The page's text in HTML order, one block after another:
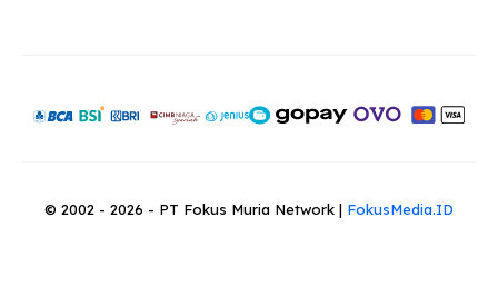
© 2002 - 2026 - PT Fokus Muria Network | FokusMedia.ID